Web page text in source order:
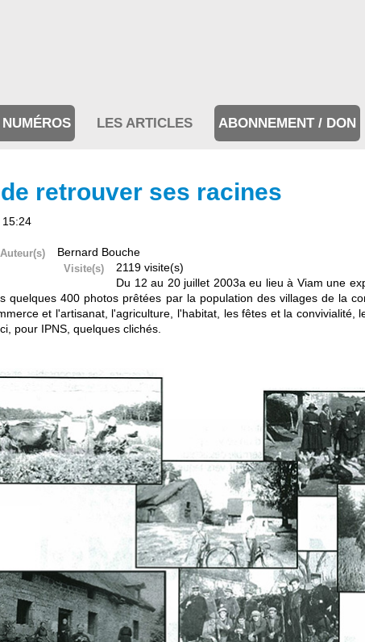
NUMÉROS LES ARTICLES ABONNEMENT / DON
retrouver ses racines
15:24
Auteur(s) Bernard Bouche
Visite(s)
2119 visite(s)
Du 12 au 20 juillet 2003a eu lieu à Viam une
quelques 400 photos prêtées par la population des villages de la
et l'artisanat, l'agriculture, l'habitat, les fêtes et la
pour IPNS, quelques clichés.